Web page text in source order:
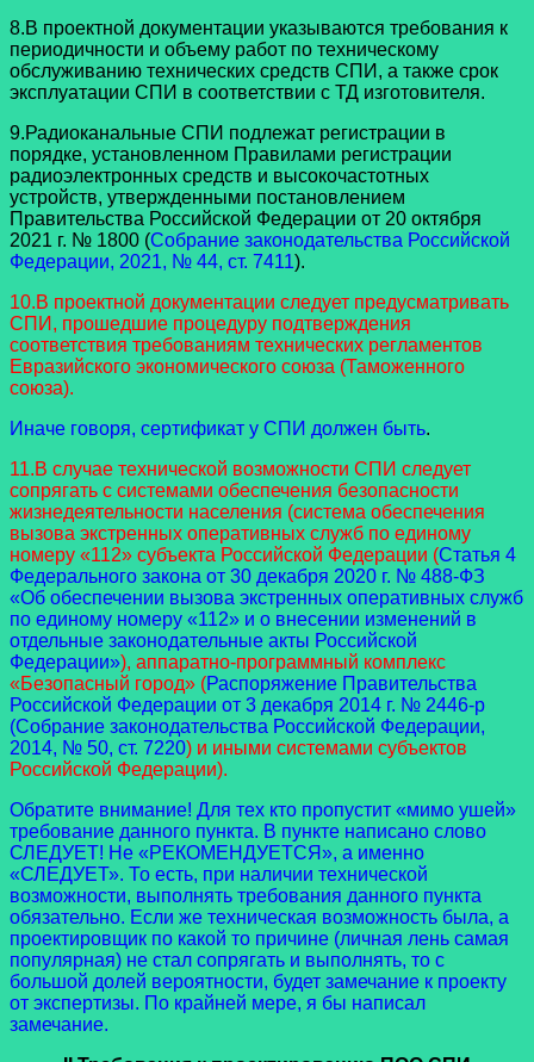
8.В проектной документации указываются требования к
периодичности и объему работ по техническому
обслуживанию технических средств СПИ, а также срок
эксплуатации СПИ в соответствии с ТД изготовителя.
9.Радиоканальные СПИ подлежат регистрации в
порядке, установленном Правилами регистрации
радиоэлектронных средств и высокочастотных
устройств, утвержденными постановлением
Правительства Российской Федерации от 20 октября
2021 г. № 1800 (Собрание законодательства Российской
Федерации, 2021, № 44, ст. 7411).
10.В проектной документации следует предусматривать
СПИ, прошедшие процедуру подтверждения
соответствия требованиям технических регламентов
Евразийского экономического союза (Таможенного
союза).
Иначе говоря, сертификат у СПИ должен быть.
11.В случае технической возможности СПИ следует
сопрягать с системами обеспечения безопасности
жизнедеятельности населения (система обеспечения
вызова экстренных оперативных служб по единому
номеру «112» субъекта Российской Федерации (Статья 4
Федерального закона от 30 декабря 2020 г. № 488-ФЗ
«Об обеспечении вызова экстренных оперативных служб
по единому номеру «112» и о внесении изменений в
отдельные законодательные акты Российской
Федерации»), аппаратно-программный комплекс
«Безопасный город» (Распоряжение Правительства
Российской Федерации от 3 декабря 2014 г. № 2446-р
(Собрание законодательства Российской Федерации,
2014, № 50, ст. 7220) и иными системами субъектов
Российской Федерации).
Обратите внимание! Для тех кто пропустит «мимо ушей»
требование данного пункта. В пункте написано слово
СЛЕДУЕТ! Не «РЕКОМЕНДУЕТСЯ», а именно
«СЛЕДУЕТ». То есть, при наличии технической
возможности, выполнять требования данного пункта
обязательно. Если же техническая возможность была, а
проектировщик по какой то причине (личная лень самая
популярная) не стал сопрягать и выполнять, то с
большой долей вероятности, будет замечание к проекту
от экспертизы. По крайней мере, я бы написал
замечание.